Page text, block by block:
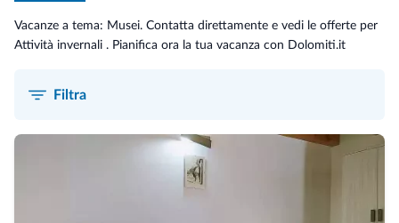
Vacanze a tema: Musei. Contatta direttamente e vedi le offerte per
Attività invernali . Pianifica ora la tua vacanza con Dolomiti.it
Filtra